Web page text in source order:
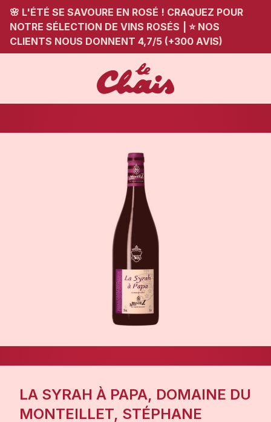
🌸 L'ÉTÉ SE SAVOURE EN ROSÉ ! CRAQUEZ POUR
NOTRE SÉLECTION DE VINS ROSÉS
⭐ NOS
CLIENTS NOUS DONNENT 4,7/5 (+300 AVIS)
LA SYRAH À PAPA, DOMAINE DU
MONTEILLET, STÉPHANE